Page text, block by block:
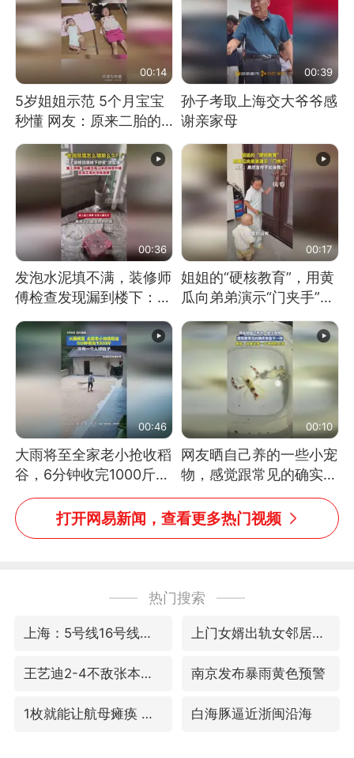
00:14
5岁姐姐示范 5个月宝宝
秒懂 网友：原来二胎的
快乐长这样
00:39
孙子考取上海交大爷爷感
谢亲家母
00:36
发泡水泥填不满，装修师
傅检查发现漏到楼下：出
风口未延伸到外墙
00:17
姐姐的“硬核教育”，用黄
瓜向弟弟演示“门夹手”，
网友：果然言传不如身
教！
00:46
大雨将至全家老小抢收稻
谷，6分钟收完1000斤，
没有一个人掉链子
00:10
网友晒自己养的一些小宠
物，感觉跟常见的确实有
些不一样
打开网易新闻，查看更多热门视频
热门搜索
上海：5号线16号线浦江线全线停运 上门女婿出轨女邻居多年被判重婚罪
王艺迪2-4不敌张本美和止步4强 南京发布暴雨黄色预警
1枚就能让航母瘫痪 轰-6J实力有多强 白海豚逼近浙闽沿海